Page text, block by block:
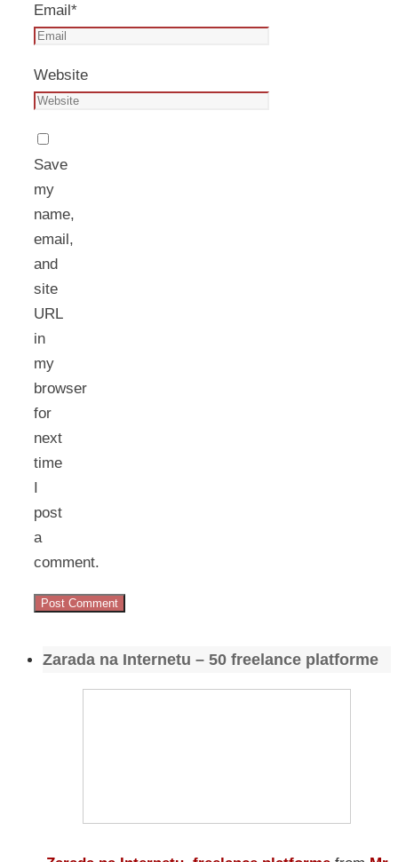
Email*
Website
Save
my
name,
email,
and
site
URL
in
my
browser
for
next
time
I
post
a
comment.
Zarada na Internetu – 50 freelance platforme